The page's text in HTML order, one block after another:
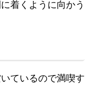
着くように向かう
ているので満喫す